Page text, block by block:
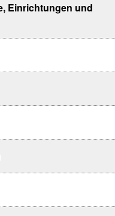
Einrichtungen und